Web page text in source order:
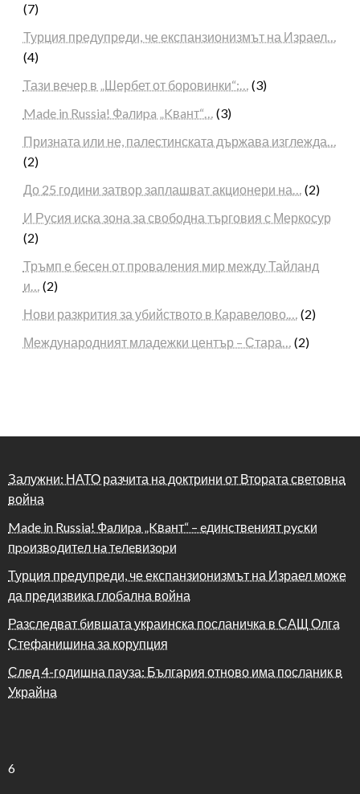
(7)
Турция предупреди, че експанзионизмът на Израел…
(4)
Тази вечер в „Шербет от боровинки“:… (3)
Made in Russia! Фaлиpa „Kвaнт“… (3)
Призната или не, палестинската държава изглежда…
(2)
До 25 години затвор заплашват акционери на… (2)
И Русия иска зона за свободна търговия с Меркосур
(2)
Тръмп е бесен от проваления мир между Тайланд
и… (2)
Нови разкрития за убийството в Каравелово.… (2)
Международният младежки център – Стара… (2)
Залужни: НАТО разчита на доктрини от Втората световна
война
Made in Russia! Фaлиpa „Kвaнт“ – eдинcтвeният pycĸи
пpoизвoдитeл нa тeлeвизopи
Турция предупреди, че експанзионизмът на Израел може
да предизвика глобална война
Разследват бившата украинска посланичка в САЩ Олга
Стефанишина за корупция
След 4-годишна пауза: България отново има посланик в
Украйна
6